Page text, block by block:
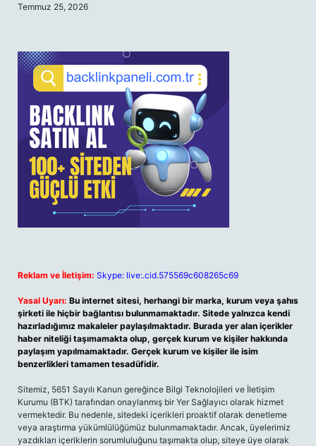
Temmuz 25, 2026
Reklam ve İletişim: Skype: live:.cid.575569c608265c69
Yasal Uyarı: Bu internet sitesi, herhangi bir marka, kurum veya şahıs
şirketi ile hiçbir bağlantısı bulunmamaktadır. Sitede yalnızca kendi
hazırladığımız makaleler paylaşılmaktadır. Burada yer alan içerikler
haber niteliği taşımamakta olup, gerçek kurum ve kişiler hakkında
paylaşım yapılmamaktadır. Gerçek kurum ve kişiler ile isim
benzerlikleri tamamen tesadüfidir.
Sitemiz, 5651 Sayılı Kanun gereğince Bilgi Teknolojileri ve İletişim
Kurumu (BTK) tarafından onaylanmış bir Yer Sağlayıcı olarak hizmet
vermektedir. Bu nedenle, sitedeki içerikleri proaktif olarak denetleme
veya araştırma yükümlülüğümüz bulunmamaktadır. Ancak, üyelerimiz
yazdıkları içeriklerin sorumluluğunu taşımakta olup, siteye üye olarak